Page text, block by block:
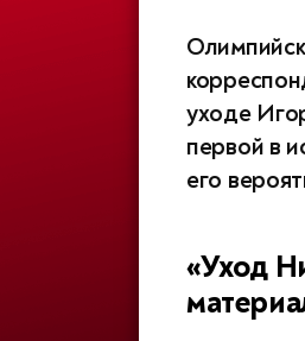
уходе
первой в
его
«Уход